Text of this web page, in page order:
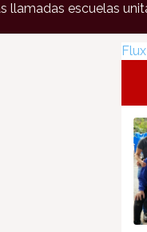
llamadas escuelas